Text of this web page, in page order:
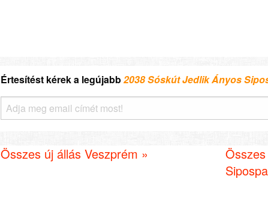
Értesítést kérek a legújabb2038 Sóskút Jedlik Ányos
Összes új állás Veszprém »